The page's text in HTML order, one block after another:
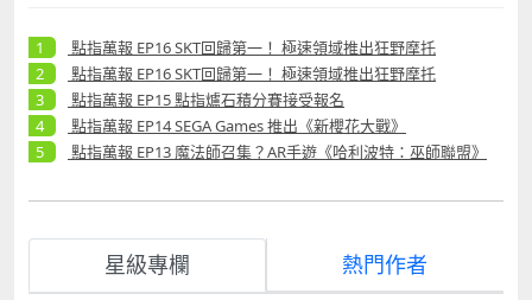
點指萬報 EP16 SKT回歸第一！ 極速領域推出狂野摩托
點指萬報 EP16 SKT回歸第一！ 極速領域推出狂野摩托
點指萬報 EP15 點指爐石積分賽接受報名
點指萬報 EP14 SEGA Games 推出《新櫻花大戰》
點指萬報 EP13 魔法師召集？AR手遊《哈利波特：巫師聯盟》
星級專欄 熱門作者